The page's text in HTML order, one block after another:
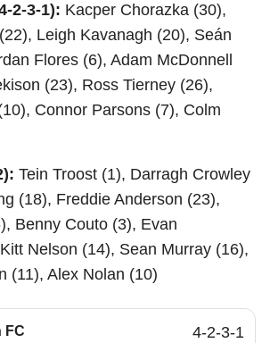
2-3-1): Kacper Chorazka (30),
Leigh Kavanagh (20), Seán
Flores (6), Adam McDonnell
(23), Ross Tierney (26),
Connor Parsons (7), Colm
Tein Troost (1), Darragh Crowley
(18), Freddie Anderson (23),
Benny Couto (3), Evan
Nelson (14), Sean Murray (16),
(11), Alex Nolan (10)
FC 4-2-3-1